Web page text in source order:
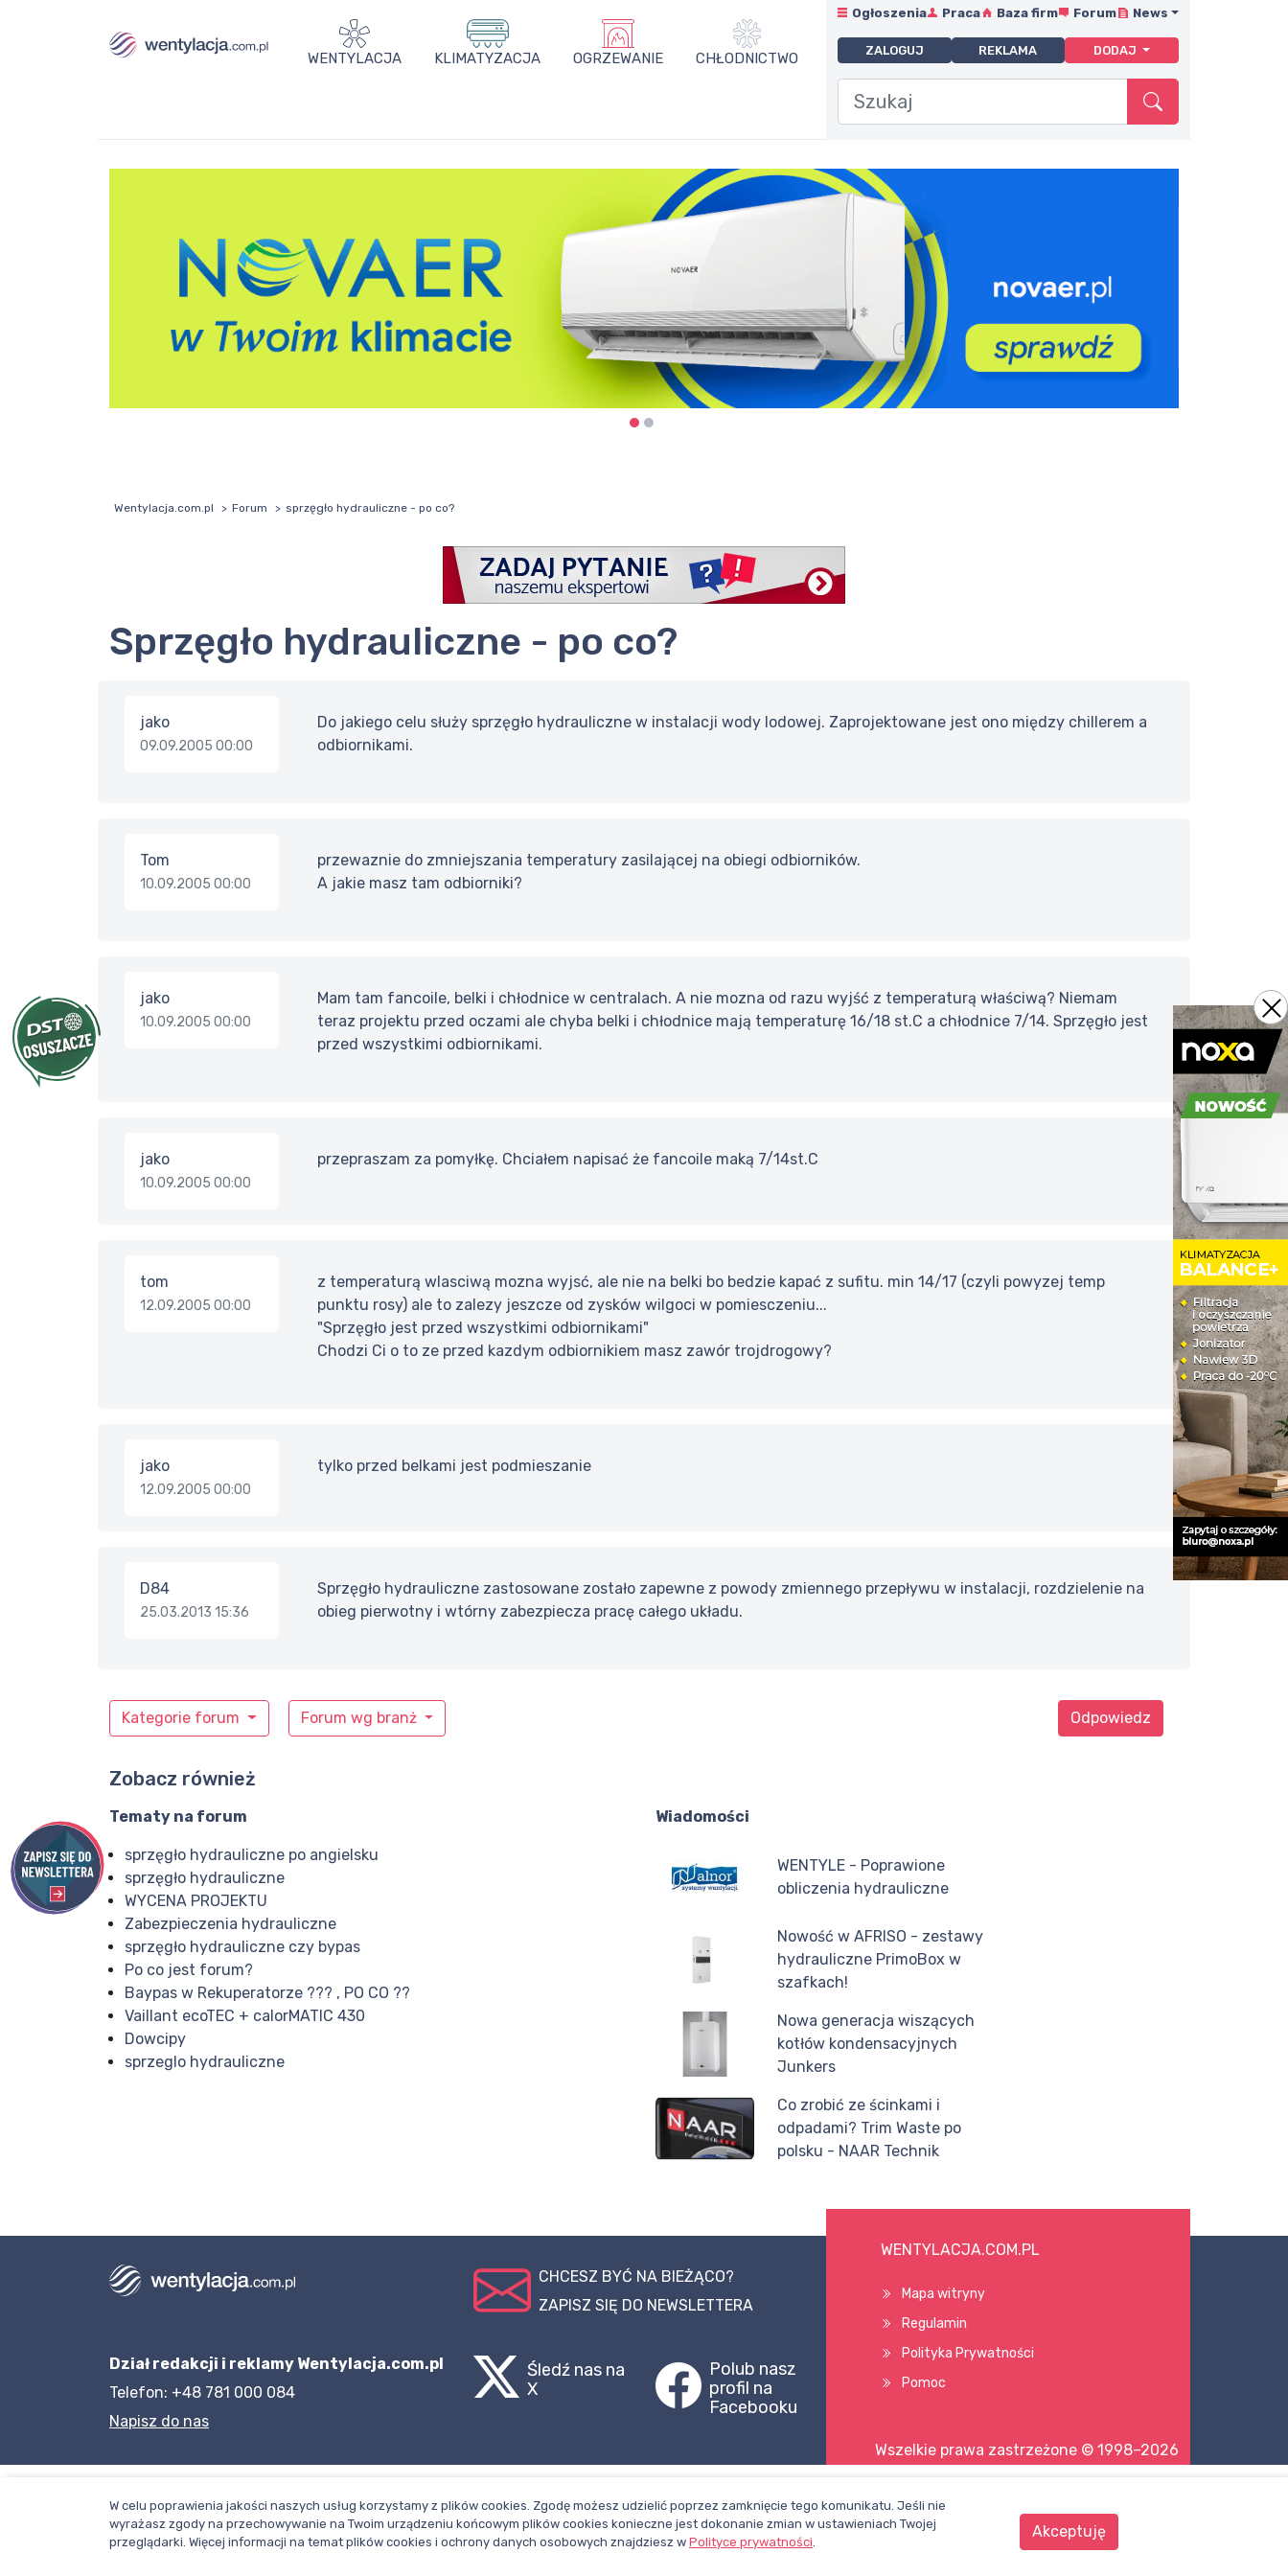
WENTYLACJA KLIMATYZACJA OGRZEWANIE CHŁODNICTWO
Ogłoszenia Praca Baza firm Forum News
ZALOGUJ REKLAMA DODAJ
Wentylacja.com.pl Forum sprzęgło hydrauliczne - po co?
sprzęgło hydrauliczne - po co?
jako
09.09.2005 00:00
Do jakiego celu służy sprzęgło hydrauliczne w instalacji wody lodowej. Zaprojektowane jest ono między chillerem a
odbiornikami.
Tom
10.09.2005 00:00
przewaznie do zmniejszania temperatury zasilającej na obiegi odbiorników.
A jakie masz tam odbiorniki?
jako
10.09.2005 00:00
Mam tam fancoile, belki i chłodnice w centralach. A nie mozna od razu wyjść z temperaturą właściwą? Niemam
teraz projektu przed oczami ale chyba belki i chłodnice mają temperaturę 16/18 st.C a chłodnice 7/14. Sprzęgło jest
przed wszystkimi odbiornikami.
jako
10.09.2005 00:00
przepraszam za pomyłkę. Chciałem napisać że fancoile maką 7/14st.C
tom
12.09.2005 00:00
z temperaturą wlasciwą mozna wyjsć, ale nie na belki bo bedzie kapać z sufitu. min 14/17 (czyli powyzej temp
punktu rosy) ale to zalezy jeszcze od zysków wilgoci w pomiesczeniu...
"Sprzęgło jest przed wszystkimi odbiornikami"
Chodzi Ci o to ze przed kazdym odbiornikiem masz zawór trojdrogowy?
jako
12.09.2005 00:00
tylko przed belkami jest podmieszanie
D84
25.03.2013 15:36
Sprzęgło hydrauliczne zastosowane zostało zapewne z powody zmiennego przepływu w instalacji, rozdzielenie na
obieg pierwotny i wtórny zabezpiecza pracę całego układu.
Kategorie forum Forum wg branż Odpowiedz
Zobacz również
Tematy na forum
sprzęgło hydrauliczne po angielsku
sprzęgło hydrauliczne
WYCENA PROJEKTU
Zabezpieczenia hydrauliczne
sprzęgło hydrauliczne czy bypas
Po co jest forum?
Baypas w Rekuperatorze ??? , PO CO ??
Vaillant ecoTEC + calorMATIC 430
Dowcipy
sprzeglo hydrauliczne
Wiadomości
WENTYLE - Poprawione
obliczenia hydrauliczne
Nowość w AFRISO - zestawy
hydrauliczne PrimoBox w
szafkach!
Nowa generacja wiszących
kotłów kondensacyjnych
Junkers
Co zrobić ze ścinkami i
odpadami? Trim Waste po
polsku - NAAR Technik
CHCESZ BYĆ NA BIEŻĄCO?
ZAPISZ SIĘ DO NEWSLETTERA
Dział redakcji i reklamy Wentylacja.com.pl
Telefon: +48 781 000 084
Napisz do nas
Śledź nas na
X
Polub nasz
profil na
Facebooku
WENTYLACJA.COM.PL
Mapa witryny
Regulamin
Polityka Prywatności
Pomoc
Wszelkie prawa zastrzeżone © 1998–2026
W celu poprawienia jakości naszych usług korzystamy z plików cookies. Zgodę możesz udzielić poprzez zamknięcie tego komunikatu. Jeśli nie
wyrażasz zgody na przechowywanie na Twoim urządzeniu końcowym plików cookies konieczne jest dokonanie zmian w ustawieniach Twojej
przeglądarki. Więcej informacji na temat plików cookies i ochrony danych osobowych znajdziesz w Polityce prywatności.
Akceptuję